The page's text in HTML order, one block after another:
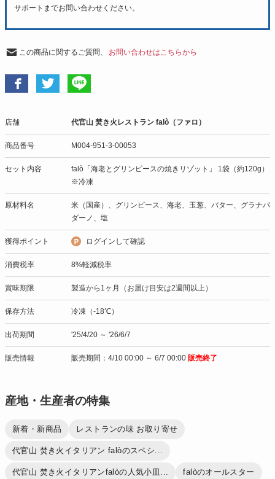
サポートまでお問い合わせください。
この商品に関するご質問、 お問い合わせはこちらから
店舗 代官山 焚き火レストラン falò（ファロ）
商品番号 M004-951-3-00053
セット内容
falò「海老とグリンピースの焼きリゾット」 1袋（約120g）
※冷凍
原材料名
米（国産）、グリンピース、海老、玉葱、バター、グラナパ
ダーノ、塩
獲得ポイント ログインして確認
消費税率 8%軽減税率
賞味期限 製造から1ヶ月（お届け目安は2週間以上）
保存方法 冷凍（-18℃）
出荷期間 '25/4/20 ～ '26/6/7
販売情報 販売期間：4/10 00:00 ～ 6/7 00:00 販売終了
産地・生産者の特集
新着・新商品 レストランの味 お取り寄せ
代官山 焚き火イタリアン falòのスペシ...
代官山 焚き火イタリアンfalòの人気小皿... falòのオールスター